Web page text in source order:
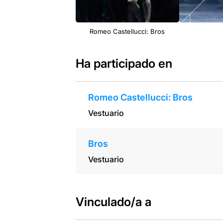
Romeo Castellucci: Bros
Ha participado en
Romeo Castellucci: Bros
Vestuario
Bros
Vestuario
Vinculado/a a